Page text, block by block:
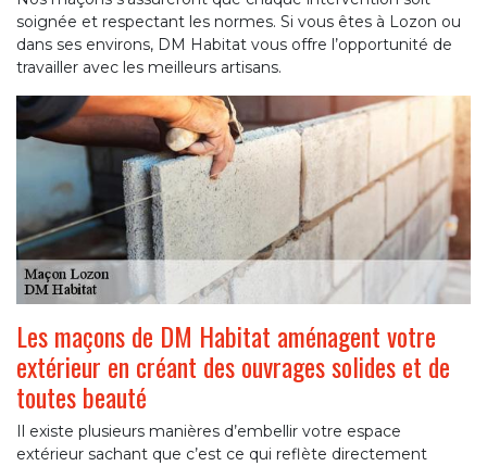
soignée et respectant les normes. Si vous êtes à Lozon ou
dans ses environs, DM Habitat vous offre l’opportunité de
travailler avec les meilleurs artisans.
Les maçons de DM Habitat aménagent votre
extérieur en créant des ouvrages solides et de
toutes beauté
Il existe plusieurs manières d’embellir votre espace
extérieur sachant que c’est ce qui reflète directement